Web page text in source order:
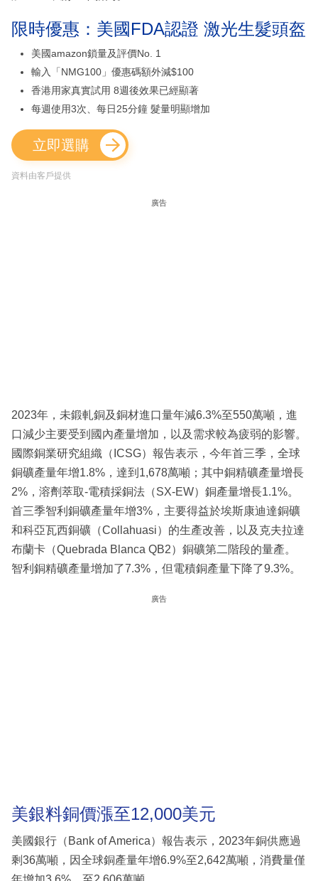
限時優惠：美國FDA認證 激光生髮頭盔
美國amazon鎖量及評價No. 1
輸入「NMG100」優惠碼額外減$100
香港用家真實試用 8週後效果已經顯著
每週使用3次、每日25分鐘 髮量明顯增加
立即選購
資料由客戶提供
廣告
2023年，未鍛軋銅及銅材進口量年減6.3%至550萬噸，進
口減少主要受到國內產量增加，以及需求較為疲弱的影響。
國際銅業研究組織（ICSG）報告表示，今年首三季，全球
銅礦產量年增1.8%，達到1,678萬噸；其中銅精礦產量增長
2%，溶劑萃取-電積採銅法（SX-EW）銅產量增長1.1%。
首三季智利銅礦產量年增3%，主要得益於埃斯康迪達銅礦
和科亞瓦西銅礦（Collahuasi）的生產改善，以及克夫拉達
布蘭卡（Quebrada Blanca QB2）銅礦第二階段的量產。
智利銅精礦產量增加了7.3%，但電積銅產量下降了9.3%。
廣告
美銀料銅價漲至12,000美元
美國銀行（Bank of America）報告表示，2023年銅供應過
剩36萬噸，因全球銅產量年增6.9%至2,642萬噸，消費量僅